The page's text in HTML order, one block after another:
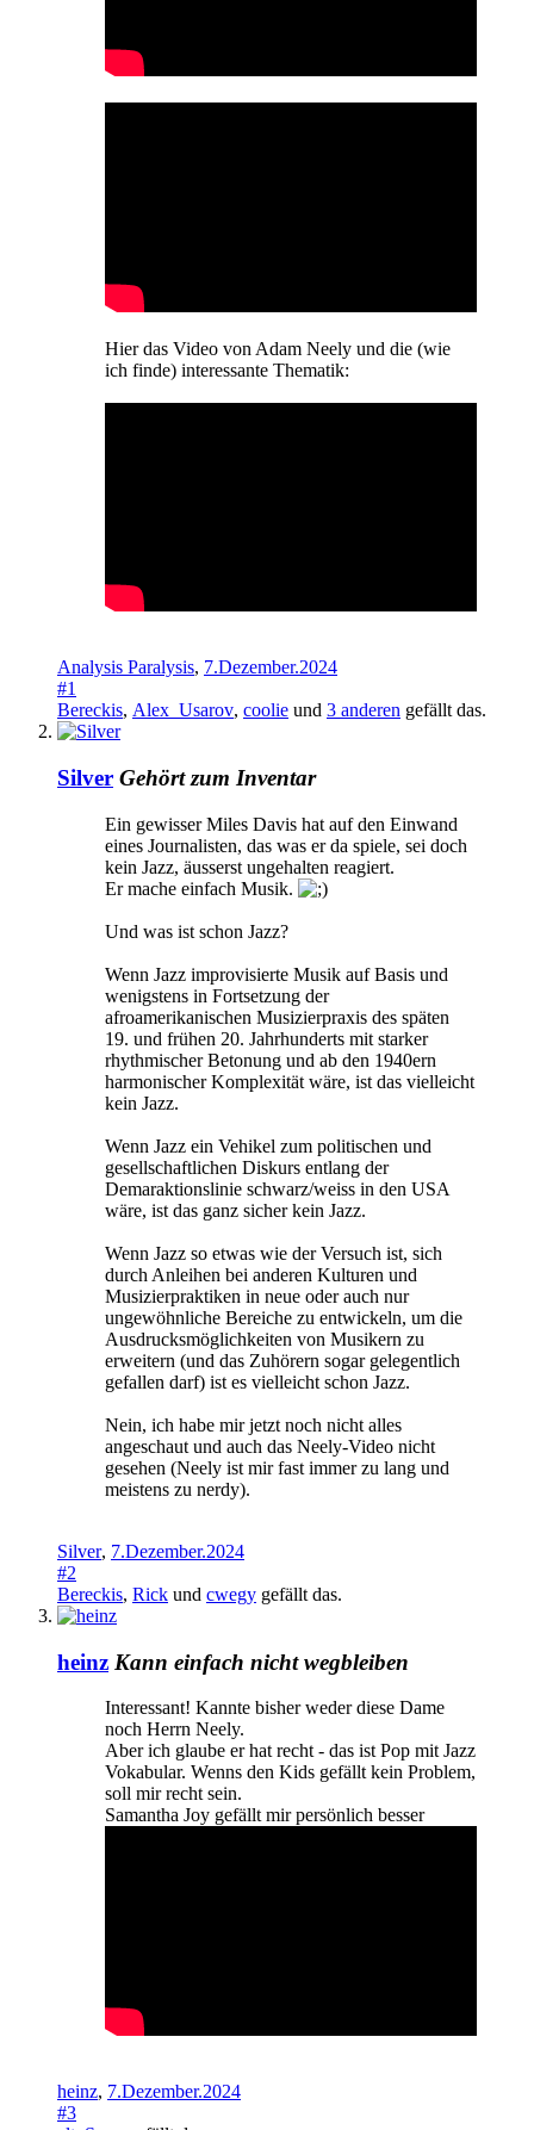
Hier das Video von Adam Neely und die (wie
ich finde) interessante Thematik:
Analysis Paralysis, 7.Dezember.2024
#1
Bereckis, Alex_Usarov, coolie und 3 anderen gefällt das.
Silver Gehört zum Inventar
Ein gewisser Miles Davis hat auf den Einwand
eines Journalisten, das was er da spiele, sei doch
kein Jazz, äusserst ungehalten reagiert.
Er mache einfach Musik.
Und was ist schon Jazz?
Wenn Jazz improvisierte Musik auf Basis und
wenigstens in Fortsetzung der
afroamerikanischen Musizierpraxis des späten
19. und frühen 20. Jahrhunderts mit starker
rhythmischer Betonung und ab den 1940ern
harmonischer Komplexität wäre, ist das vielleicht
kein Jazz.
Wenn Jazz ein Vehikel zum politischen und
gesellschaftlichen Diskurs entlang der
Demaraktionslinie schwarz/weiss in den USA
wäre, ist das ganz sicher kein Jazz.
Wenn Jazz so etwas wie der Versuch ist, sich
durch Anleihen bei anderen Kulturen und
Musizierpraktiken in neue oder auch nur
ungewöhnliche Bereiche zu entwickeln, um die
Ausdrucksmöglichkeiten von Musikern zu
erweitern (und das Zuhörern sogar gelegentlich
gefallen darf) ist es vielleicht schon Jazz.
Nein, ich habe mir jetzt noch nicht alles
angeschaut und auch das Neely-Video nicht
gesehen (Neely ist mir fast immer zu lang und
meistens zu nerdy).
Silver, 7.Dezember.2024
#2
Bereckis, Rick und cwegy gefällt das.
heinz Kann einfach nicht wegbleiben
Interessant! Kannte bisher weder diese Dame
noch Herrn Neely.
Aber ich glaube er hat recht - das ist Pop mit Jazz
Vokabular. Wenns den Kids gefällt kein Problem,
soll mir recht sein.
Samantha Joy gefällt mir persönlich besser
heinz, 7.Dezember.2024
#3